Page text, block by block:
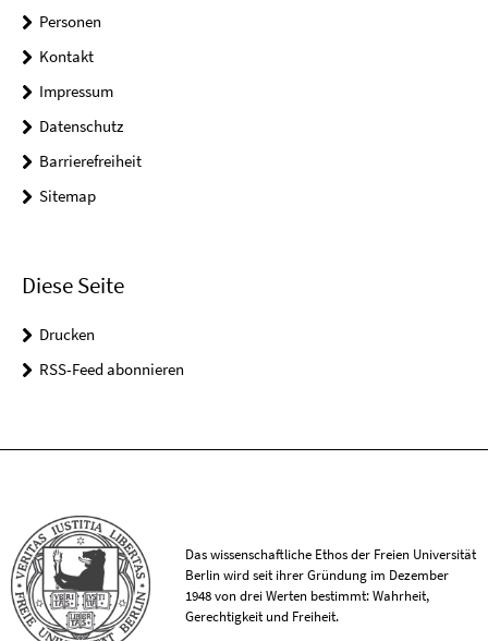
Personen
Kontakt
Impressum
Datenschutz
Barrierefreiheit
Sitemap
Diese Seite
Drucken
RSS-Feed abonnieren
Das wissenschaftliche Ethos der Freien Universität
Berlin wird seit ihrer Gründung im Dezember
1948 von drei Werten bestimmt: Wahrheit,
Gerechtigkeit und Freiheit.